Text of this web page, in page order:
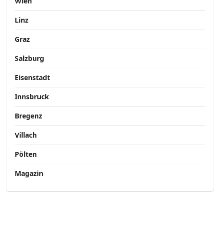
Linz
Graz
Salzburg
Eisenstadt
Innsbruck
Bregenz
Villach
Pölten
Magazin